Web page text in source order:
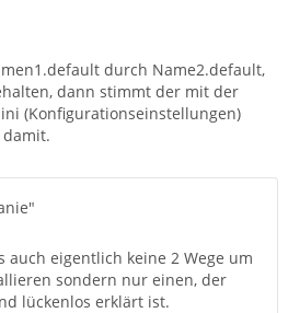
durch Name2.default,
dann stimmt der mit der
(Konfigurationseinstellungen)
auch eigentlich keine 2 Wege um
sondern nur einen, der
lückenlos erklärt ist.